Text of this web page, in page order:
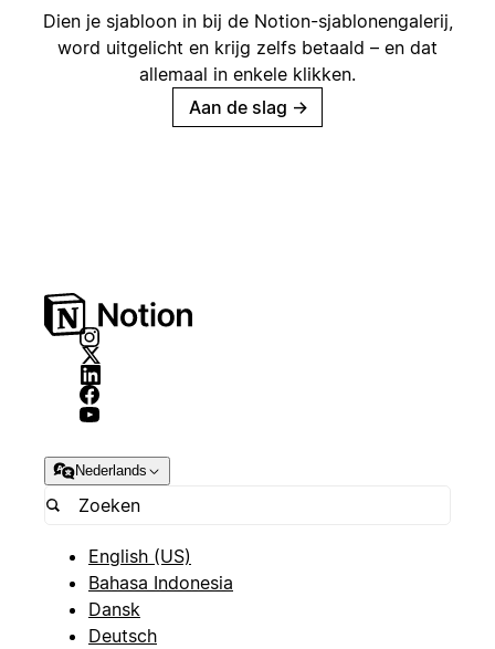
Dien je sjabloon in bij de Notion-sjablonengalerij,
word uitgelicht en krijg zelfs betaald – en dat
allemaal in enkele klikken.
Aan de slag →
Nederlands
English (US)
Bahasa Indonesia
Dansk
Deutsch